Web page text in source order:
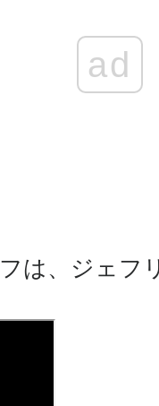
ad
は、ジェフ